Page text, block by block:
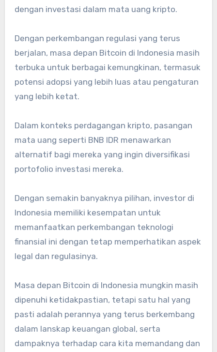
dengan investasi dalam mata uang kripto.
Dengan perkembangan regulasi yang terus
berjalan, masa depan Bitcoin di Indonesia masih
terbuka untuk berbagai kemungkinan, termasuk
potensi adopsi yang lebih luas atau pengaturan
yang lebih ketat.
Dalam konteks perdagangan kripto, pasangan
mata uang seperti BNB IDR menawarkan
alternatif bagi mereka yang ingin diversifikasi
portofolio investasi mereka.
Dengan semakin banyaknya pilihan, investor di
Indonesia memiliki kesempatan untuk
memanfaatkan perkembangan teknologi
finansial ini dengan tetap memperhatikan aspek
legal dan regulasinya.
Masa depan Bitcoin di Indonesia mungkin masih
dipenuhi ketidakpastian, tetapi satu hal yang
pasti adalah perannya yang terus berkembang
dalam lanskap keuangan global, serta
dampaknya terhadap cara kita memandang dan